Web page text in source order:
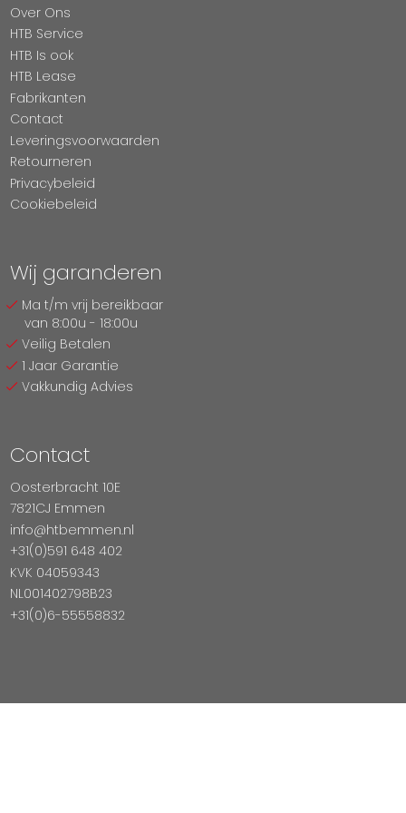
Over Ons
HTB Service
HTB Is ook
HTB Lease
Fabrikanten
Contact
Leveringsvoorwaarden
Retourneren
Privacybeleid
Cookiebeleid
Wij garanderen
Ma t/m vrij bereikbaar
van 8:00u - 18:00u
Veilig Betalen
1 Jaar Garantie
Vakkundig Advies
Contact
Oosterbracht 10E
7821CJ Emmen
info@htbemmen.nl
+31(0)591 648 402
KVK 04059343
NL001402798B23
+31(0)6-55558832